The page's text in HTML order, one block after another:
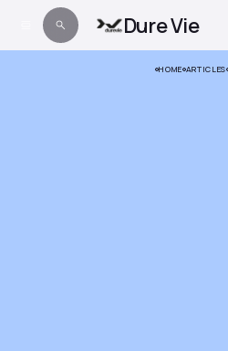
Dure Vie
HOME ARTICLES